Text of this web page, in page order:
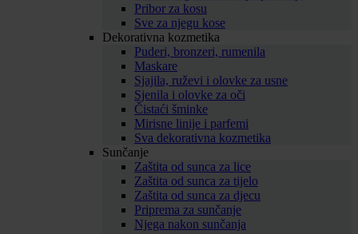
Pribor za kosu
Sve za njegu kose
Dekorativna kozmetika
Puderi, bronzeri, rumenila
Maskare
Sjajila, ruževi i olovke za usne
Sjenila i olovke za oči
Čistaći šminke
Mirisne linije i parfemi
Sva dekorativna kozmetika
Sunčanje
Zaštita od sunca za lice
Zaštita od sunca za tijelo
Zaštita od sunca za djecu
Priprema za sunčanje
Njega nakon sunčanja